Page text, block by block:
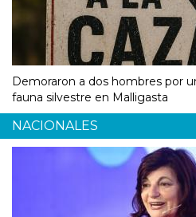
Demoraron a dos hombres por
fauna silvestre en Malligasta
NACIONALES